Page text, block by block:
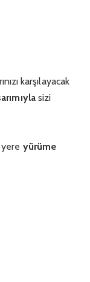
karşılayacak
sizi
yürüme